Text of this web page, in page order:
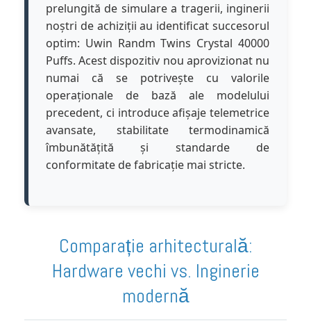
prelungită de simulare a tragerii, inginerii
noștri de achiziții au identificat succesorul
optim: Uwin Randm Twins Crystal 40000
Puffs. Acest dispozitiv nou aprovizionat nu
numai că se potrivește cu valorile
operaționale de bază ale modelului
precedent, ci introduce afișaje telemetrice
avansate, stabilitate termodinamică
îmbunătățită și standarde de
conformitate de fabricație mai stricte.
Comparație arhitecturală:
Hardware vechi vs. Inginerie
modernă